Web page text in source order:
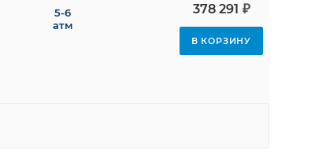
5-6
атм
378 291 ₽
В КОРЗИНУ